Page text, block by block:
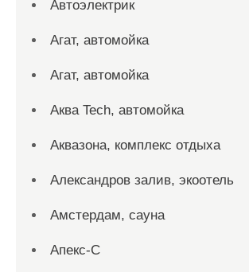
Автоэлектрик
Агат, автомойка
Агат, автомойка
Аква Tech, автомойка
Аквазона, комплекс отдыха
Александров залив, экоотель
Амстердам, сауна
Апекс-С